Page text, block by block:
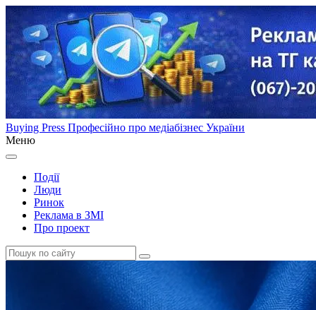
Buying Press Професійно про медіабізнес України
Меню
Події
Люди
Ринок
Реклама в ЗМІ
Про проект